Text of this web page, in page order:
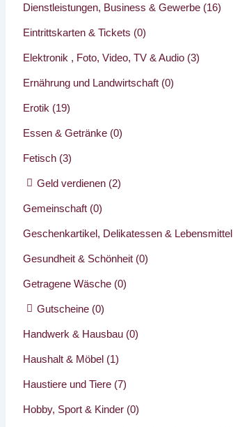
Dienstleistungen, Business & Gewerbe (16)
Eintrittskarten & Tickets (0)
Elektronik , Foto, Video, TV & Audio (3)
Ernährung und Landwirtschaft (0)
Erotik (19)
Essen & Getränke (0)
Fetisch (3)
Geld verdienen (2)
Gemeinschaft (0)
Geschenkartikel, Delikatessen & Lebensmittel
Gesundheit & Schönheit (0)
Getragene Wäsche (0)
Gutscheine (0)
Handwerk & Hausbau (0)
Haushalt & Möbel (1)
Haustiere und Tiere (7)
Hobby, Sport & Kinder (0)